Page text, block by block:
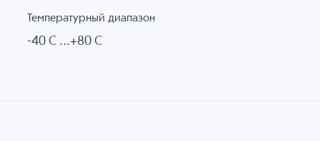
Температурный диапазон
-40 C ...+80 C